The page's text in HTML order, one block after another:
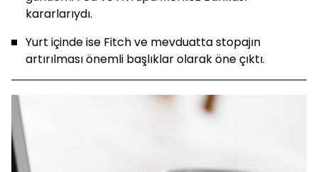
kararlarıydı.
Yurt içinde ise Fitch ve mevduatta stopajın
artırılması önemli başlıklar olarak öne çıktı.